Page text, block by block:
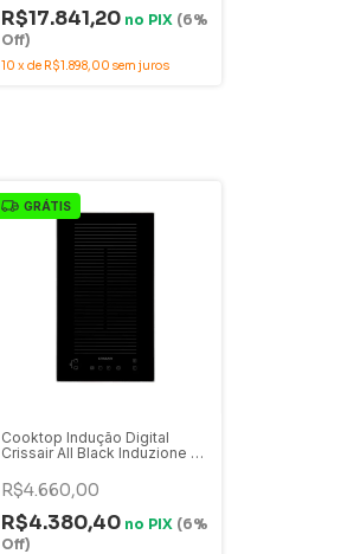
R$17.841,20 no PIX (6%
Off)
10 xde R$1.898,00 sem juros
GRÁTIS
Cooktop Indução Digital
Crissair All Black Induzione 30
220V - CCI30 G2
R$4.660,00
R$4.380,40 no PIX (6%
Off)